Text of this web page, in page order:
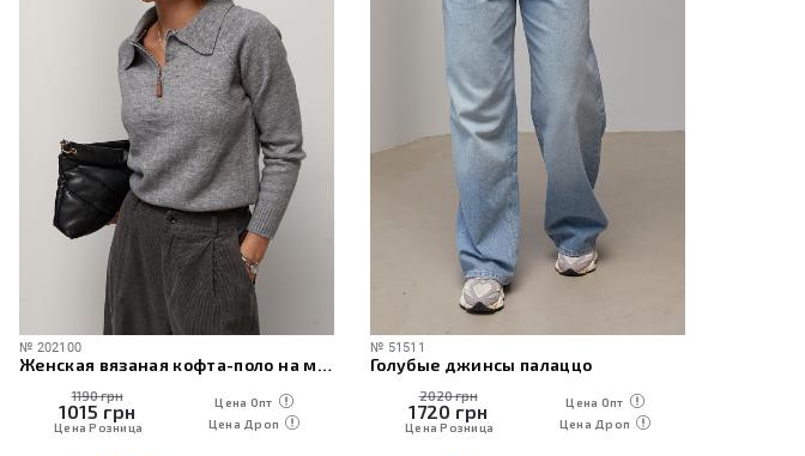
№ 202100
Женская вязаная кофта-поло на молнии
1190 грн
1015 грн
Цена Розница
Цена Опт
Цена Дроп
№ 51511
Голубые джинсы палаццо
2020 грн
1720 грн
Цена Розница
Цена Опт
Цена Дроп